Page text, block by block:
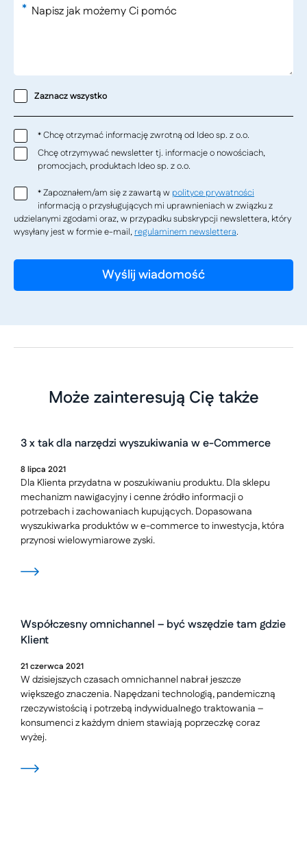
*
Zaznacz wszystko
*Chcę otrzymać informację zwrotną od Ideo sp. z o.o.
Chcę otrzymywać newsletter tj. informacje o nowościach,
promocjach, produktach Ideo sp. z o.o.
*Zapoznałem/am się z zawartą w polityce prywatności
informacją o przysługujących mi uprawnieniach w związku z
udzielanymi zgodami oraz, w przypadku subskrypcji newslettera, który
wysyłany jest w formie e-mail, regulaminem newslettera.
Może zainteresują Cię także
3 x tak dla narzędzi wyszukiwania w e-Commerce
8lipca 2021
Dla Klienta przydatna w poszukiwaniu produktu. Dla sklepu
mechanizm nawigacyjny i cenne źródło informacji o
potrzebach i zachowaniach kupujących. Dopasowana
wyszukiwarka produktów w e-commerce to inwestycja, która
przynosi wielowymiarowe zyski.
Współczesny omnichannel – być wszędzie tam gdzie
Klient
21czerwca 2021
W dzisiejszych czasach omnichannel nabrał jeszcze
większego znaczenia. Napędzani technologią, pandemiczną
rzeczywistością i potrzebą indywidualnego traktowania –
konsumenci z każdym dniem stawiają poprzeczkę coraz
wyżej.